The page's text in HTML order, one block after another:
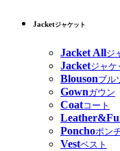
Jacketジャケット
Jacket Allジ
Jacketジャケ
Blousonブル
Gownガウン
Coatコート
Ponchoポン
Vestベスト